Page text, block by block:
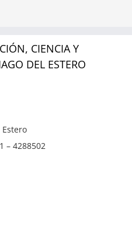
CIENCIA Y
DEL ESTERO
– 4288502